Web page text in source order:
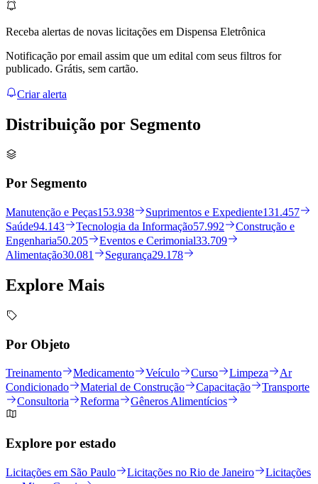
Receba alertas de novas licitações em Dispensa Eletrônica
Notificação por email assim que um edital com seus filtros for
publicado. Grátis, sem cartão.
Criar alerta
Distribuição por Segmento
Por Segmento
Manutenção e Peças153.938 Suprimentos e Expediente131.457
Saúde94.143 Tecnologia da Informação57.992
Construção e
Engenharia50.205 Eventos e Cerimonial33.709
Alimentação30.081 Segurança29.178
Explore Mais
Por Objeto
Treinamento Medicamento Veículo Curso Limpeza
Ar
Condicionado
Material de Construção Capacitação
Transporte
Consultoria
Reforma Gêneros Alimentícios
Explore por estado
Licitações em São Paulo Licitações no Rio de Janeiro
Licitações